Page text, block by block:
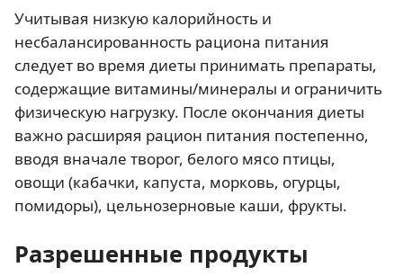
Учитывая низкую калорийность и
несбалансированность рациона питания
следует во время диеты принимать препараты,
содержащие витамины/минералы и ограничить
физическую нагрузку. После окончания диеты
важно расширяя рацион питания постепенно,
вводя вначале творог, белого мясо птицы,
овощи (кабачки, капуста, морковь, огурцы,
помидоры), цельнозерновые каши, фрукты.
Разрешенные продукты